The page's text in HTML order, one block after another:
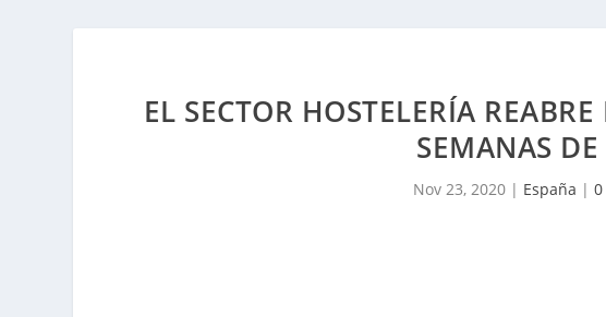
EL SECTOR HOSTELERÍA
SEMANAS DE
Nov 23, 2020| España | 0